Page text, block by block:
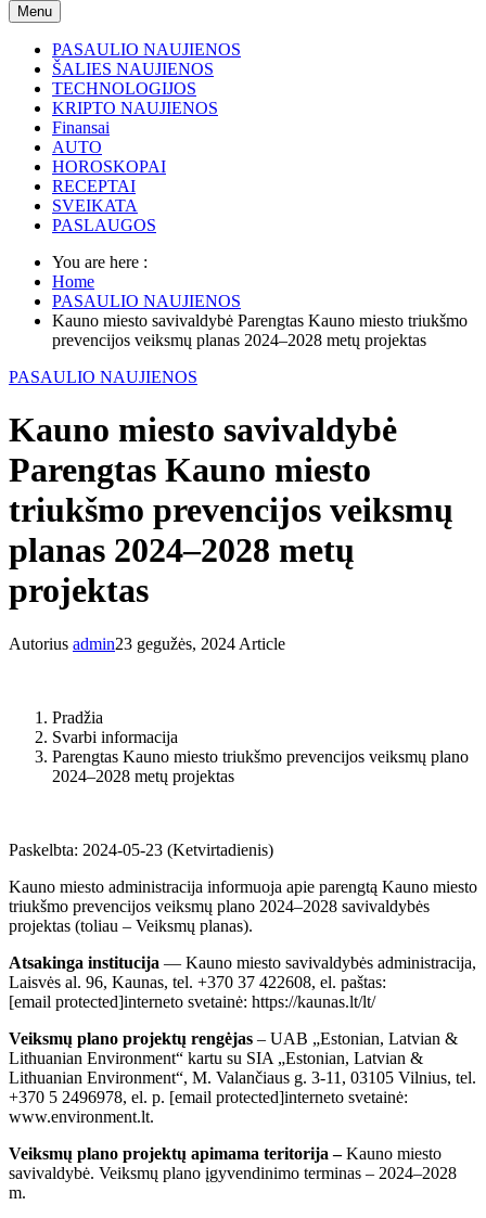
Menu
PASAULIO NAUJIENOS
ŠALIES NAUJIENOS
TECHNOLOGIJOS
KRIPTO NAUJIENOS
Finansai
AUTO
HOROSKOPAI
RECEPTAI
SVEIKATA
PASLAUGOS
You are here :
Home
PASAULIO NAUJIENOS
Kauno miesto savivaldybė Parengtas Kauno miesto triukšmo
prevencijos veiksmų planas 2024–2028 metų projektas
PASAULIO NAUJIENOS
Kauno miesto savivaldybė
Parengtas Kauno miesto
triukšmo prevencijos veiksmų
planas 2024–2028 metų
projektas
Autorius admin23 gegužės, 2024 Article
Pradžia
Svarbi informacija
Parengtas Kauno miesto triukšmo prevencijos veiksmų plano
2024–2028 metų projektas
Paskelbta: 2024-05-23 (Ketvirtadienis)
Kauno miesto administracija informuoja apie parengtą Kauno miesto
triukšmo prevencijos veiksmų plano 2024–2028 savivaldybės
projektas (toliau – Veiksmų planas).
Atsakinga institucija — Kauno miesto savivaldybės administracija,
Laisvės al. 96, Kaunas, tel. +370 37 422608, el. paštas:
[email protected]interneto svetainė: https://kaunas.lt/lt/
Veiksmų plano projektų rengėjas – UAB „Estonian, Latvian &
Lithuanian Environment“ kartu su SIA „Estonian, Latvian &
Lithuanian Environment“, M. Valančiaus g. 3-11, 03105 Vilnius, tel.
+370 5 2496978, el. p. [email protected]interneto svetainė:
www.environment.lt.
Veiksmų plano projektų apimama teritorija –Kauno miesto
savivaldybė. Veiksmų plano įgyvendinimo terminas – 2024–2028
m.